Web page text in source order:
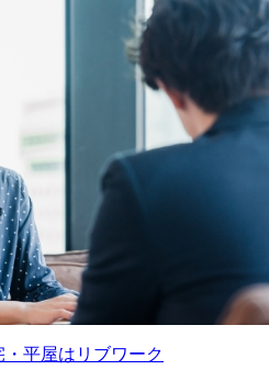
平屋はリブワーク